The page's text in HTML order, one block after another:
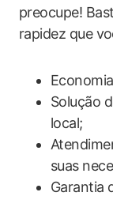
preocupe!
rapidez que
Solução
local;
suas
Garantia